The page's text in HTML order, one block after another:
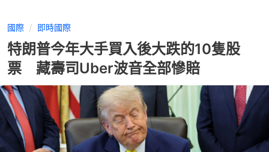
國際 即時國際
特朗普今年大手買入後大跌的10隻股
票 藏壽司Uber波音全部慘賠